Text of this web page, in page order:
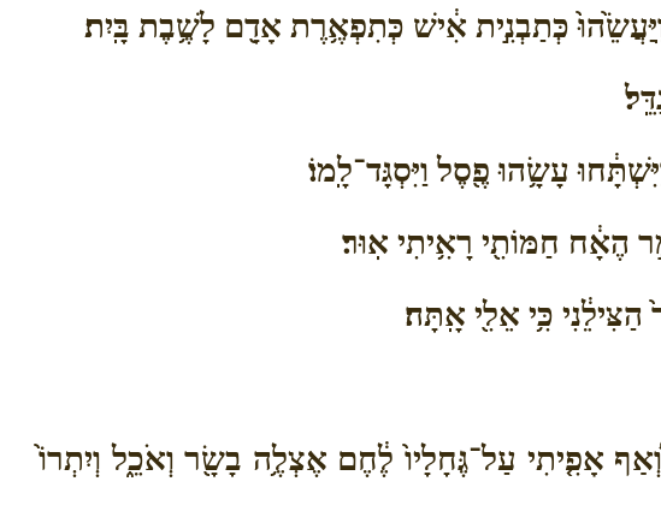
כְּתַבְנִ֣ית אִ֔ישׁ כְּתִפְאֶ֥רֶת אָדָ֖ם לָשֶׁ֥בֶת בָּֽיִת׃
עָשָׂ֥הוּ פֶ֖סֶל וַיִּסְגָּד־לָֽמוֹ׃
הֶאָ֔ח חַמּוֹתִ֖י רָאִ֥יתִי אֽוּר׃
כִּ֥י אֵלִ֖י אָֽתָּה׃
אָפִ֤יתִי עַל־גֶּחָלָיו֙ לֶ֔חֶם אֶצְלֶ֥ה בָשָׂ֖ר וְאֹכֵ֑ל וְיִתְרוֹ֙